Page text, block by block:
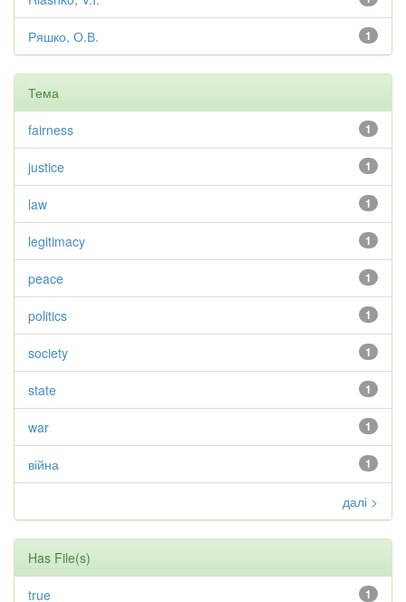
1
Ряшко, О.В.
Тема
1
fairness
1
justice
1
law
1
legitimacy
1
peace
1
politics
1
society
1
state
1
war
1
війна
далі >
Has File(s)
1
true